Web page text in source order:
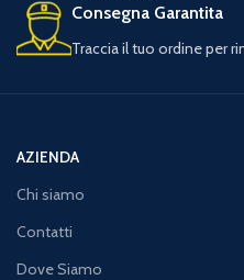
Consegna Garantita
Traccia il tuo ordine per
AZIENDA
Chi siamo
Contatti
Dove Siamo